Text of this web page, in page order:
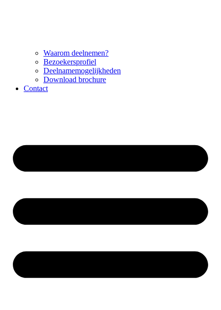
Waarom deelnemen?
Bezoekersprofiel
Deelnamemogelijkheden
Download brochure
Contact